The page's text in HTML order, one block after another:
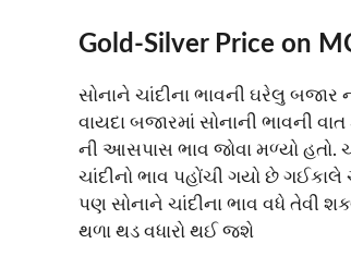
Gold-Silver Price on
સોનાને ચાંદીના ભાવની ઘરેલુ બજાર
વાયદા બજારમાં સોનાની ભાવની
ની આસપાસ ભાવ જોવા મળ્યો હતો.
ચાંદીનો ભાવ પહોંચી ગયો છે
પણ સોનાને ચાંદીના ભાવ વધે તેવી
થળા થડ વધારો થઈ જશે